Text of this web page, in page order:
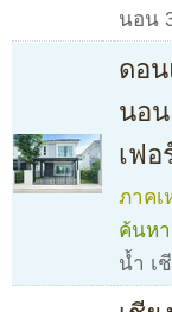
นอน
ดอ
นอน
เฟอ
ภาคเ
ค้นห
น้ำ เ